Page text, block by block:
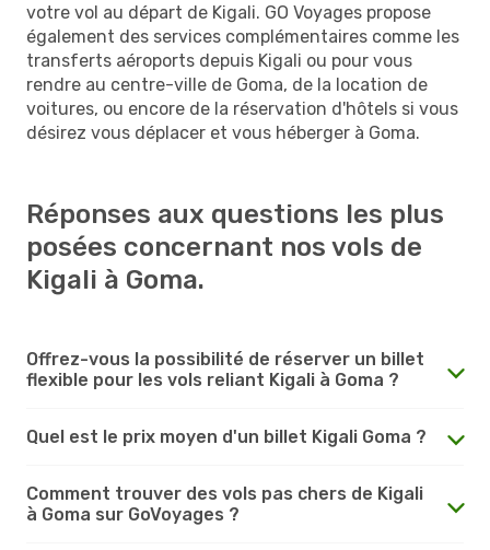
votre vol au départ de Kigali. GO Voyages propose
également des services complémentaires comme les
transferts aéroports depuis Kigali ou pour vous
rendre au centre-ville de Goma, de la location de
voitures, ou encore de la réservation d'hôtels si vous
désirez vous déplacer et vous héberger à Goma.
Réponses aux questions les plus
posées concernant nos vols de
Kigali à Goma.
Offrez-vous la possibilité de réserver un billet
flexible pour les vols reliant Kigali à Goma ?
Quel est le prix moyen d'un billet Kigali Goma ?
Comment trouver des vols pas chers de Kigali
à Goma sur GoVoyages ?